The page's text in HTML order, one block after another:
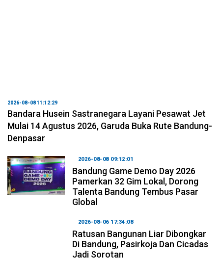
2026-08-08 11:12:29
Bandara Husein Sastranegara Layani Pesawat Jet
Mulai 14 Agustus 2026, Garuda Buka Rute Bandung-
Denpasar
2026-08-08 09:12:01
Bandung Game Demo Day 2026
Pamerkan 32 Gim Lokal, Dorong
Talenta Bandung Tembus Pasar
Global
2026-08-06 17:34:08
Ratusan Bangunan Liar Dibongkar
Di Bandung, Pasirkoja Dan Cicadas
Jadi Sorotan